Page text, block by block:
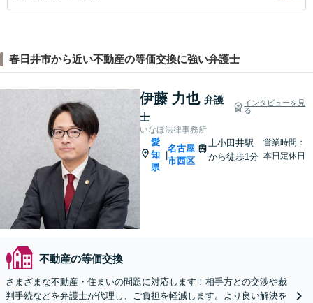
春日井市から近い不動産の等価交換に強い弁護士
伊藤 力也 弁護
士
インタビューを見
る
いなほ法律事務所
愛
知
県
|
名古屋
市西区
上小田井駅
から徒歩1分
営業時間：
本日定休日
不動産の等価交換
さまざまな不動産・住まいの問題に対応します！相手方との交渉や裁
判手続などを弁護士が代理し、ご負担を軽減します。より良い解決を